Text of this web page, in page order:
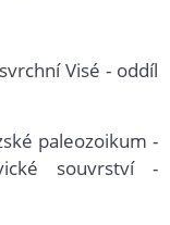
Visé - oddíl
paleozoikum -
souvrství -